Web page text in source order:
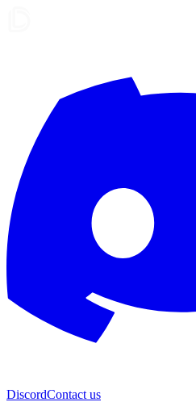
DiscordContact us